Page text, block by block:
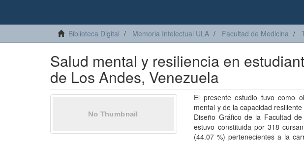
Biblioteca Digital Memoria Intelectual ULA Facultad de Medicina
Salud mental y resiliencia en
de Los Andes, Venezuela
El presente estudio tuvo como
mental y de la capacidad
Diseño Gráfico de la Facultad
estuvo constituida por 318
(44.07 %) pertenecientes a la